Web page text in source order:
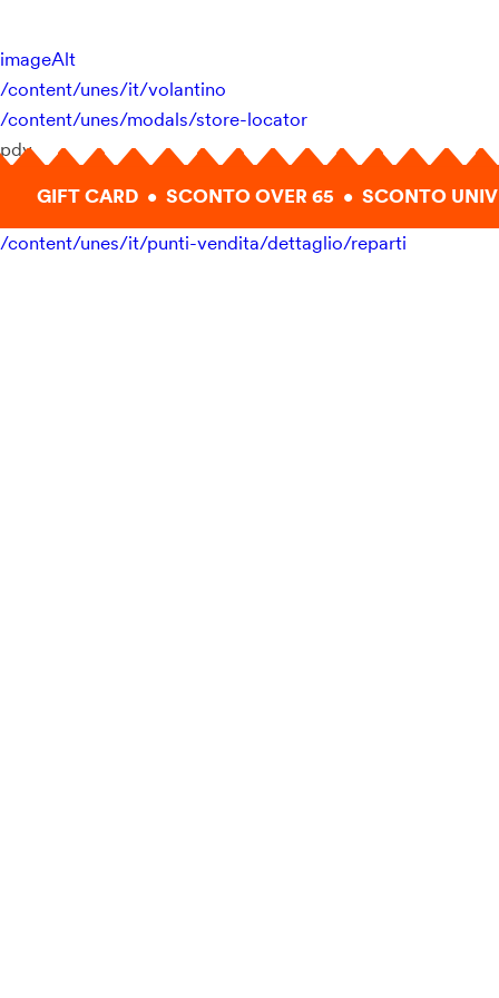
imageAlt
/content/unes/it/volantino
/content/unes/modals/store-locator
pdv
GIFT CARD • SCONTO OVER 65 • SCONTO
/content/unes/it/punti-vendita/dettaglio/reparti